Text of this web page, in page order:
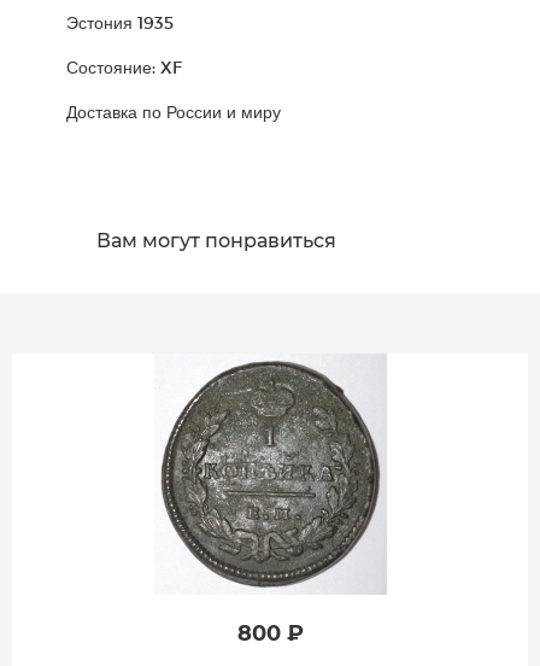
Эстония 1935
Состояние: XF
Доставка по России и миру
Вам могут понравиться
800 ₽